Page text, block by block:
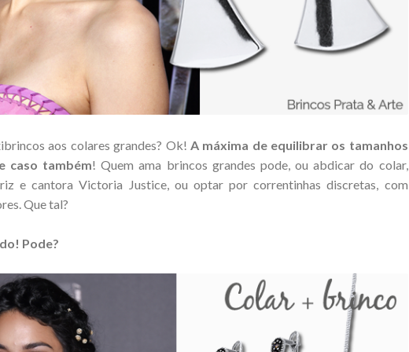
aos colares grandes? Ok! A máxima de equilibrar os tamanhos
caso também! Quem ama brincos grandes pode, ou abdicar do colar,
e cantora Victoria Justice, ou optar por correntinhas discretas, com
Que tal?
Pode?